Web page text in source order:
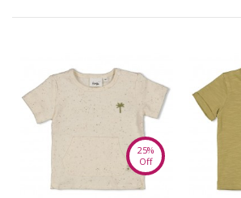
25%
Off